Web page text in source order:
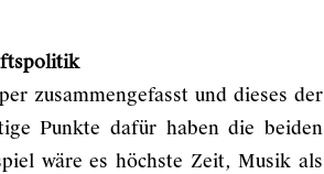
zusammengefasst und dieses der
Punkte dafür haben die beiden
wäre es höchste Zeit, Musik als